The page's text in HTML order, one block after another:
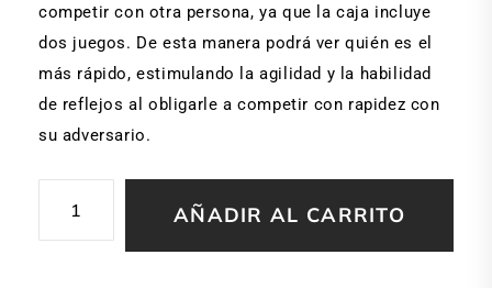
competir con otra persona, ya que la caja incluye
dos juegos. De esta manera podrá ver quién es el
más rápido, estimulando la agilidad y la habilidad
de reflejos al obligarle a competir con rapidez con
su adversario.
DOBLE
COMPETICION
AÑADIR AL CARRITO